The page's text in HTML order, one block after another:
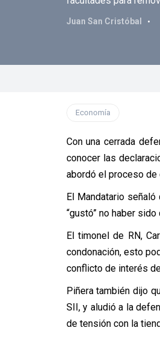
Juan San Cristóbal
Economía
Con una cerrada
conocer las
abordó el proceso de
El Mandatario
“gustó” no haber
El timonel de RN,
condonación, esto
conflicto de interés
Piñera también dijo
SII, y aludió a la
de tensión con la